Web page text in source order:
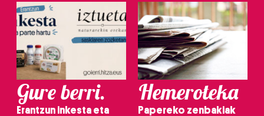
Gure berri.
Erantzun inkesta eta
Hemeroteka
Papereko zenbakiak